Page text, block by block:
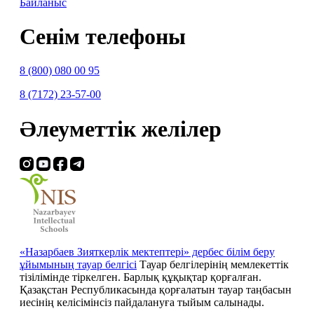
Сенім телефоны
8 (800) 080 00 95
8 (7172) 23-57-00
Әлеуметтік желілер
«Назарбаев Зияткерлік мектептері» дербес білім беру
ұйымының тауар белгісі Тауар белгілерінің мемлекеттік
тізілімінде тіркелген. Барлық құқықтар қорғалған.
Қазақстан Республикасында қорғалатын тауар таңбасын
иесiнiң келiсiмiнсiз пайдалануға тыйым салынады.